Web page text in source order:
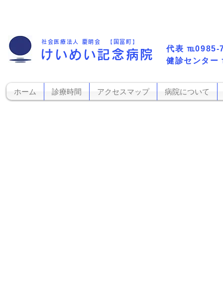
​健診センター
社会医療法人 慶明会 【国富町】
けいめい記念病院 代表​ ℡0985-
ホーム 診療時間 アクセスマップ 病院について